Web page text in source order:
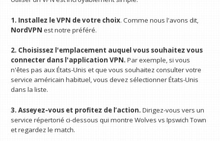
1. Installez le VPN de votre choix. Comme nous l'avons dit,
NordVPN est notre préféré.
2. Choisissez l'emplacement auquel vous souhaitez vous
connecter dans l'application VPN.Par exemple, si vous
n'êtes pas aux États-Unis et que vous souhaitez consulter votre
service américain habituel, vous devez sélectionner États-Unis
dans la liste.
3. Asseyez-vous et profitez de l’action.Dirigez-vous vers un
service répertorié ci-dessous qui montre Wolves vs Ipswich Town
et regardez le match.